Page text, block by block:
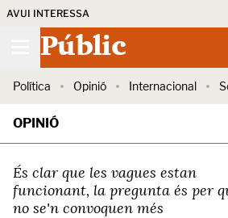
AVUI INTERESSA
Públic
Política Opinió Internacional
OPINIÓ
És clar que les vagues estan
funcionant, la pregunta és per
no se'n convoquen més